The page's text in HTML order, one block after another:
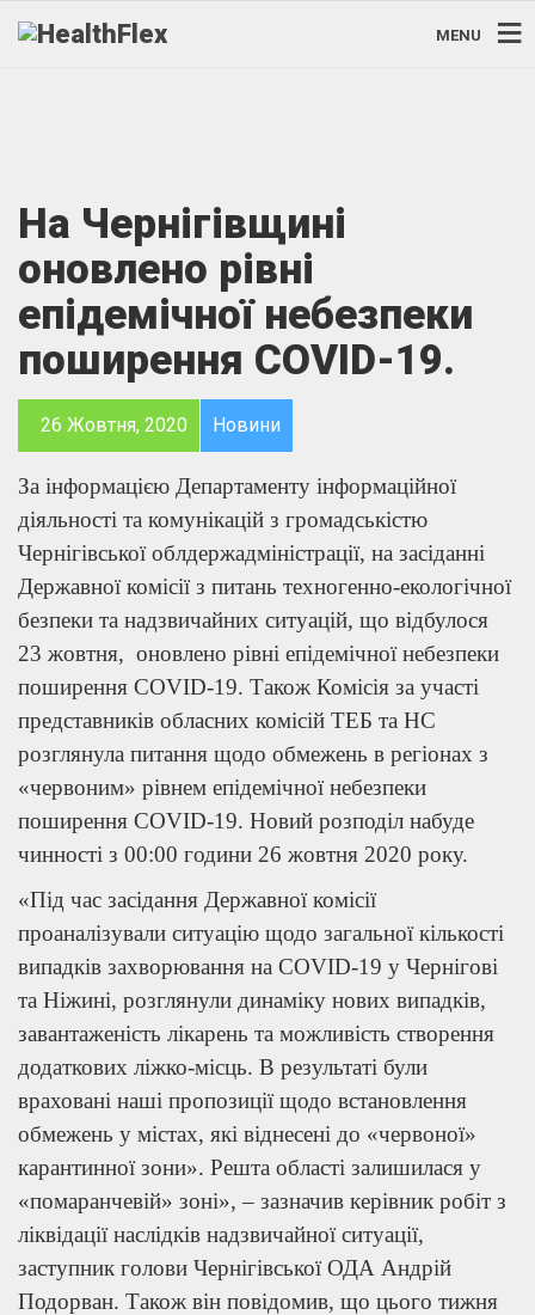
MENU
На Чернігівщині
оновлено рівні
епідемічної небезпеки
поширення COVID-19.
26 Жовтня, 2020 Новини
За інформацією Департаменту інформаційної
діяльності та комунікацій з громадськістю
Чернігівської облдержадміністрації, на засіданні
Державної комісії з питань техногенно-екологічної
безпеки та надзвичайних ситуацій, що відбулося
23 жовтня, оновлено рівні епідемічної небезпеки
поширення COVID-19. Також Комісія за участі
представників обласних комісій ТЕБ та НС
розглянула питання щодо обмежень в регіонах з
«червоним» рівнем епідемічної небезпеки
поширення COVID-19. Новий розподіл набуде
чинності з 00:00 години 26 жовтня 2020 року.
«Під час засідання Державної комісії
проаналізували ситуацію щодо загальної кількості
випадків захворювання на COVID-19 у Чернігові
та Ніжині, розглянули динаміку нових випадків,
завантаженість лікарень та можливість створення
додаткових ліжко-місць. В результаті були
враховані наші пропозиції щодо встановлення
обмежень у містах, які віднесені до «червоної»
карантинної зони». Решта області залишилася у
«помаранчевій» зоні», – зазначив керівник робіт з
ліквідації наслідків надзвичайної ситуації,
заступник голови Чернігівської ОДА Андрій
Подорван. Також він повідомив, що цього тижня